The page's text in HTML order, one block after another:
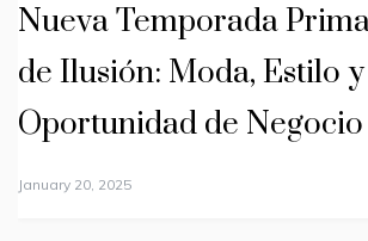
Nueva Temporada
de Ilusión: Moda, Estilo y
Oportunidad de Negocio
January 20, 2025